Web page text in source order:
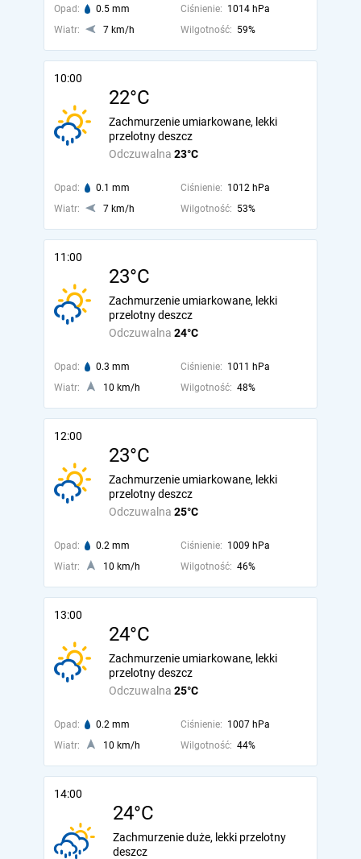
Opad: 0.5 mm Ciśnienie: 1014 hPa
Wiatr:
7 km/h Wilgotność: 59%
10:00
22°C
Odczuwalna 23°C
Zachmurzenie umiarkowane, lekki
przelotny deszcz
Opad: 0.1 mm Ciśnienie: 1012 hPa
Wiatr:
7 km/h Wilgotność: 53%
11:00
23°C
Odczuwalna 24°C
Zachmurzenie umiarkowane, lekki
przelotny deszcz
Opad: 0.3 mm Ciśnienie: 1011 hPa
Wiatr:
10 km/h Wilgotność: 48%
12:00
23°C
Odczuwalna 25°C
Zachmurzenie umiarkowane, lekki
przelotny deszcz
Opad: 0.2 mm Ciśnienie: 1009 hPa
Wiatr:
10 km/h Wilgotność: 46%
13:00
24°C
Odczuwalna 25°C
Zachmurzenie umiarkowane, lekki
przelotny deszcz
Opad: 0.2 mm Ciśnienie: 1007 hPa
Wiatr:
10 km/h Wilgotność: 44%
14:00
24°C
Zachmurzenie duże, lekki przelotny
deszcz